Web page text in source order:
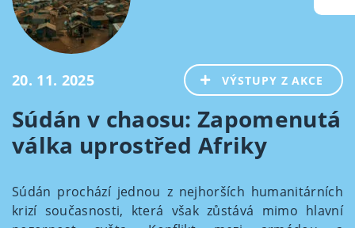
20. 11. 2025 VÝSTUPY Z AKCE
Súdán v chaosu: Zapomenutá
válka uprostřed Afriky
Súdán prochází jednou z nejhorších humanitárních
krizí současnosti, která však zůstává mimo hlavní